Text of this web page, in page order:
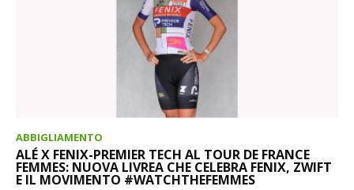
ABBIGLIAMENTO
ALÉ X FENIX-PREMIER TECH AL TOUR DE FRANCE
FEMMES: NUOVA LIVREA CHE CELEBRA FENIX, ZWIFT
E IL MOVIMENTO #WATCHTHEFEMMES